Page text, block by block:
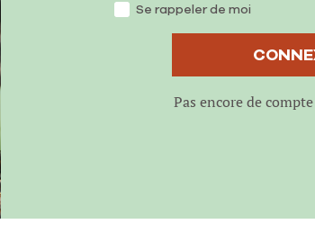
Se rappeler de moi
Pas encore de compte